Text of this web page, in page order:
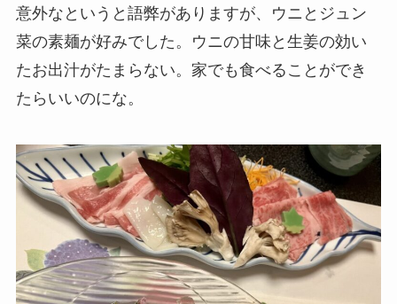
意外なというと語弊がありますが、ウニとジュン
菜の素麺が好みでした。ウニの甘味と生姜の効い
たお出汁がたまらない。家でも食べることができ
たらいいのにな。